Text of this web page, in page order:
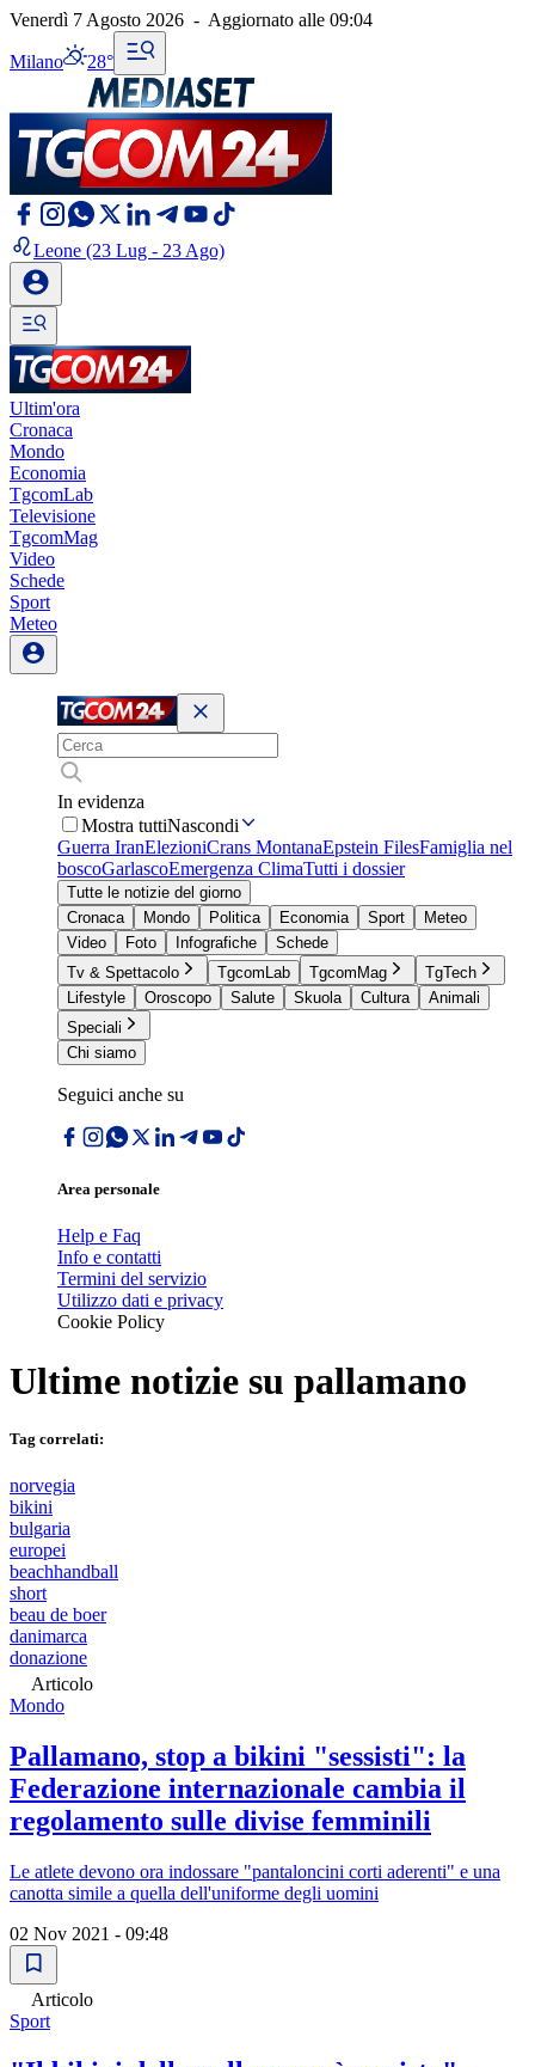
Venerdì 7 Agosto 2026 - Aggiornato alle 09:04
Milano 28°
Leone (23 Lug - 23 Ago)
Ultim'ora
Cronaca
Mondo
Economia
TgcomLab
Televisione
TgcomMag
Video
Schede
Sport
Meteo
In evidenza
Mostra tuttiNascondi
Guerra IranElezioniCrans MontanaEpstein FilesFamiglia nel
boscoGarlascoEmergenza ClimaTutti i dossier
Tutte le notizie del giorno
Cronaca
Mondo Politica Economia Sport
Meteo
Video
Foto Infografiche
Schede
Tv & Spettacolo
TgcomLab TgcomMag
TgTech
Lifestyle
Oroscopo Salute Skuola Cultura
Animali
Speciali
Chi siamo
Seguici anche su
Area personale
Help e Faq
Info e contatti
Termini del servizio
Utilizzo dati e privacy
Cookie Policy
Ultime notizie su pallamano
Tag correlati:
norvegia
bikini
bulgaria
europei
beachhandball
short
beau de boer
danimarca
donazione
Articolo
Mondo
Pallamano, stop a bikini "sessisti": la
Federazione internazionale cambia il
regolamento sulle divise femminili
Le atlete devono ora indossare "pantaloncini corti aderenti" e una
canotta simile a quella dell'uniforme degli uomini
02 Nov 2021 - 09:48
Articolo
Sport